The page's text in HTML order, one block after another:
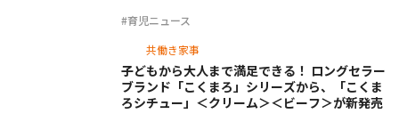
#育児ニュース
共働き家事
子どもから大人まで満足できる！ ロングセラー
ブランド「こくまろ」シリーズから、「こくま
ろシチュー」＜クリーム＞＜ビーフ＞が新発売